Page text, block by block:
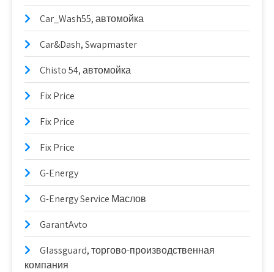
Car_Wash55, автомойка
Car&Dash, Swapmaster
Chisto 54, автомойка
Fix Price
Fix Price
Fix Price
G-Energy
G-Energy Service Маслов
GarantAvto
Glassguard, торгово-производственная
компания